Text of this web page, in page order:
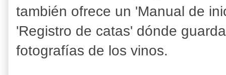
también ofrece un 'Manual de
'Registro de catas' dónde
fotografías de los vinos.